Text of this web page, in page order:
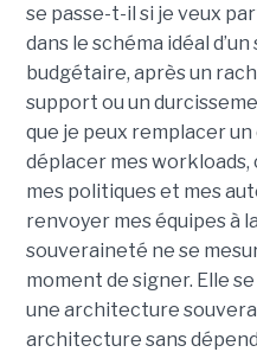
se passe-t-il si je veux
dans le schéma idéal
budgétaire, après un
support ou un
que je peux remplacer
déplacer mes
mes politiques et mes
renvoyer mes équipes à
souveraineté ne se
moment de signer. Elle
une architecture
architecture sans